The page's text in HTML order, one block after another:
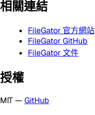
相關連結
FileGator 官方網站
FileGator GitHub
FileGator 文件
授權
MIT — GitHub